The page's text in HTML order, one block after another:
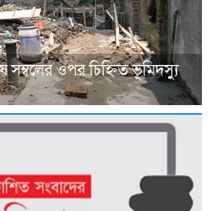
সম্বলের ওপর চিহ্নিত ভূমিদস্যু